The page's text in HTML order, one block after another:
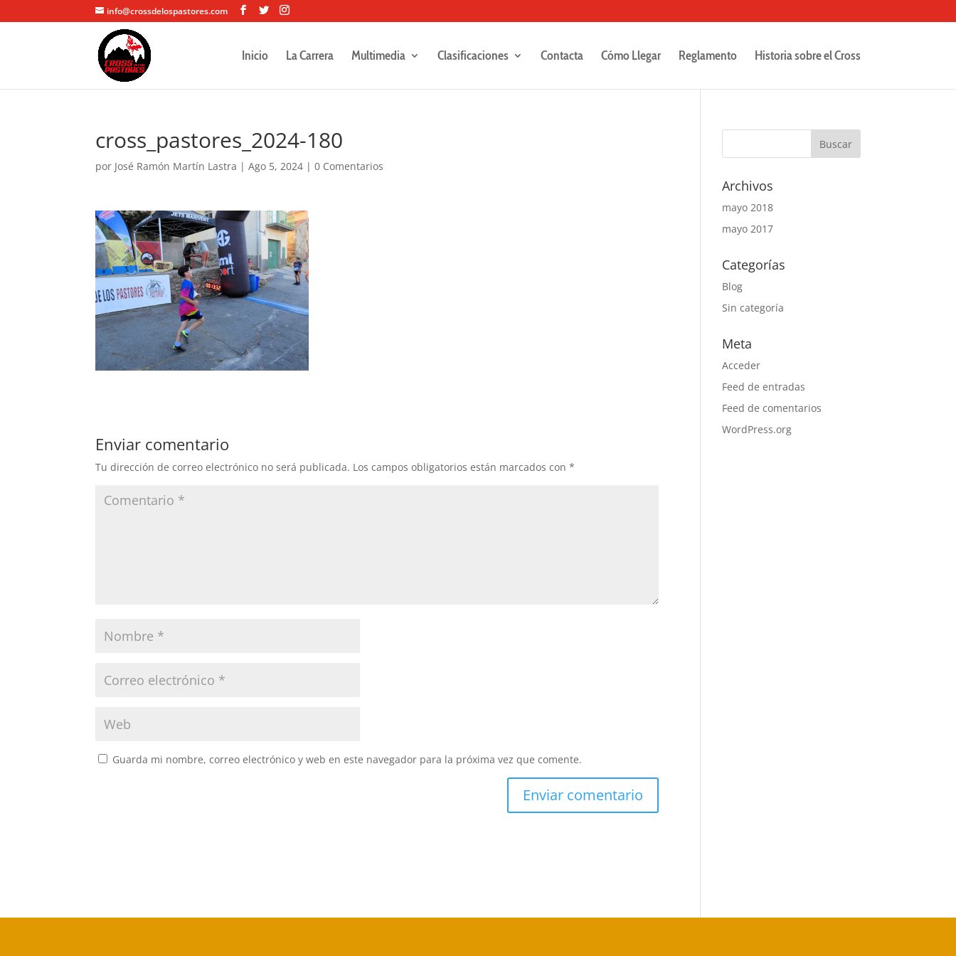
info@crossdelospastores.com
Inicio La Carrera Multimedia Clasificaciones Contacta Cómo Llegar Reglamento Historia sobre el Cross
cross_pastores_2024-180
por José Ramón Martín Lastra |Ago 5, 2024 |0 Comentarios
Enviar comentario
Tu dirección de correo electrónico no será publicada. Los campos obligatorios están marcados con*
Guarda mi nombre, correo electrónico y web en este navegador para la próxima vez que comente.
Archivos
mayo 2018
mayo 2017
Categorías
Blog
Sin categoría
Meta
Acceder
Feed de entradas
Feed de comentarios
WordPress.org